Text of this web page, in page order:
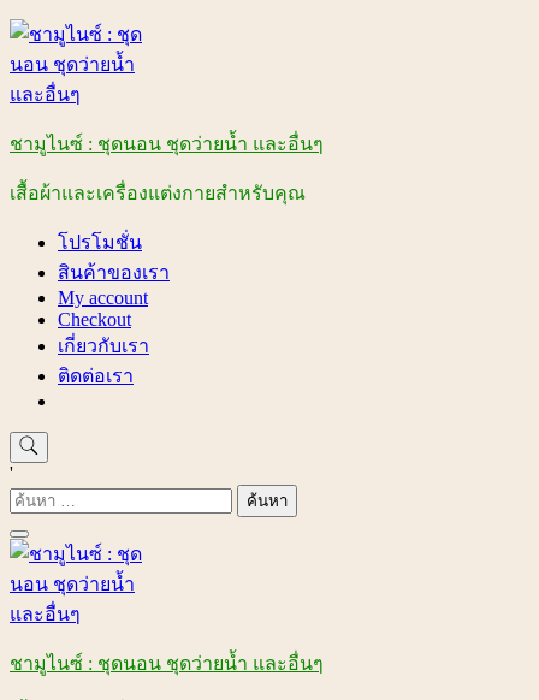
Skip
content
ชามูไนซ์ : ชุดนอน ชุดว่ายน้ำ และอื่นๆ
เสื้อผ้าและเครื่องแต่งกายสำหรับคุณ
โปรโมชั่น
สินค้าของเรา
My account
Checkout
เกี่ยวกับเรา
ติดต่อเรา
'
ค้นหา
สำหรับ:
ชามูไนซ์ : ชุดนอน ชุดว่ายน้ำ และอื่นๆ